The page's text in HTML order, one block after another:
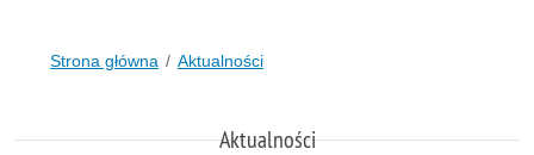
Strona główna Aktualności
Aktualności